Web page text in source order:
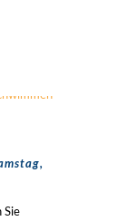
Sie